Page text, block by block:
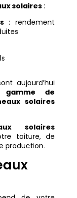
solaires:
: rendement
aujourd’hui
gamme de
solaires
solaires
toiture, de
production.